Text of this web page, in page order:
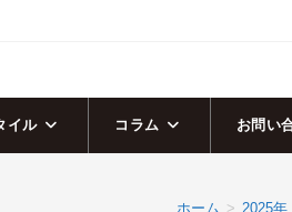
イル コラム お問い
ホーム > 2025年